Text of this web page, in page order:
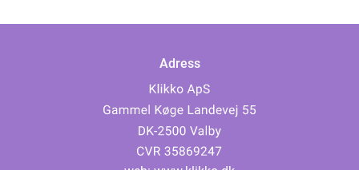
Adress